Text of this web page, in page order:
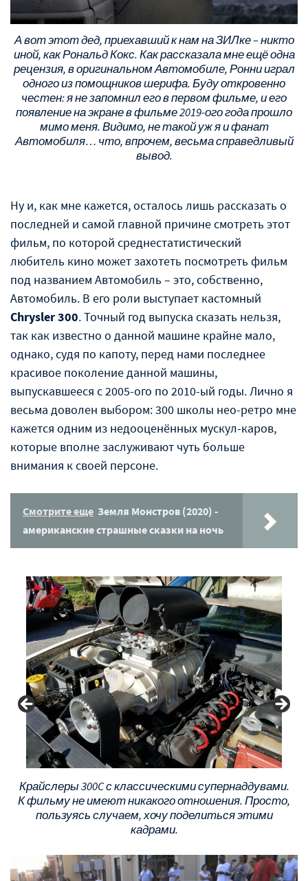
А вот этот дед, приехавший к нам на ЗИЛке – никто
иной, как Рональд Кокс. Как рассказала мне ещё одна
рецензия, в оригинальном Автомобиле, Ронни играл
одного из помощников шерифа. Буду откровенно
честен: я не запомнил его в первом фильме, и его
появление на экране в фильме 2019-ого года прошло
мимо меня. Видимо, не такой уж я и фанат
Автомобиля… что, впрочем, весьма справедливый
вывод.
Ну и, как мне кажется, осталось лишь рассказать о
последней и самой главной причине смотреть этот
фильм, по которой среднестатистический
любитель кино может захотеть посмотреть фильм
под названием Автомобиль – это, собственно,
Автомобиль. В его роли выступает кастомный
Chrysler 300. Точный год выпуска сказать нельзя,
так как известно о данной машине крайне мало,
однако, судя по капоту, перед нами последнее
красивое поколение данной машины,
выпускавшееся с 2005-ого по 2010-ый годы. Лично я
весьма доволен выбором: 300 школы нео-ретро мне
кажется одним из недооценённых мускул-каров,
которые вполне заслуживают чуть больше
внимания к своей персоне.
Смотрите еще Земля Монстров (2020) -
американские страшные сказки на ночь
Крайслеры 300C с классическими супернаддувами.
К фильму не имеют никакого отношения. Просто,
пользуясь случаем, хочу поделиться этими
кадрами.
Видеоплеер